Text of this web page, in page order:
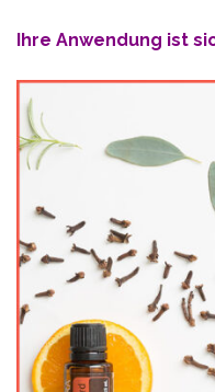
Ihre Anwendung ist